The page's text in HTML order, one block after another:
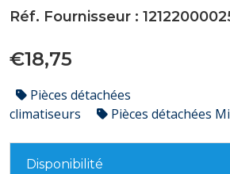
Réf. Fournisseur :
€18,75
Pièces détachées
climatiseurs
Pièces détachées
Disponibilité